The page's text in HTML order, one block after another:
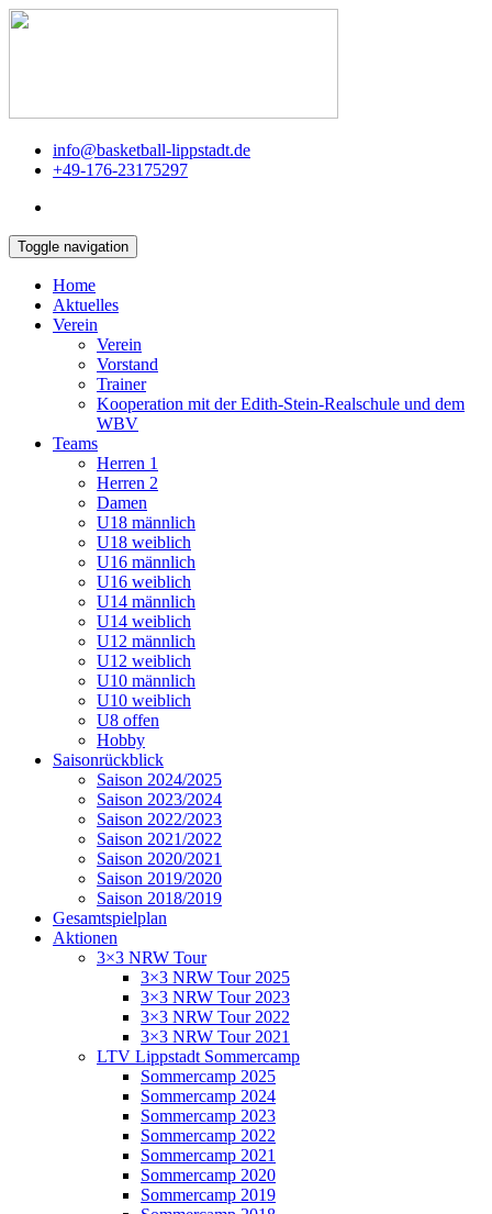
info@basketball-lippstadt.de
+49-176-23175297
Toggle navigation
Home
Aktuelles
Verein
Verein
Vorstand
Trainer
Kooperation mit der Edith-Stein-Realschule und dem
WBV
Teams
Herren 1
Herren 2
Damen
U18 männlich
U18 weiblich
U16 männlich
U16 weiblich
U14 männlich
U14 weiblich
U12 männlich
U12 weiblich
U10 männlich
U10 weiblich
U8 offen
Hobby
Saisonrückblick
Saison 2024/2025
Saison 2023/2024
Saison 2022/2023
Saison 2021/2022
Saison 2020/2021
Saison 2019/2020
Saison 2018/2019
Gesamtspielplan
Aktionen
3×3 NRW Tour
3×3 NRW Tour 2025
3×3 NRW Tour 2023
3×3 NRW Tour 2022
3×3 NRW Tour 2021
LTV Lippstadt Sommercamp
Sommercamp 2025
Sommercamp 2024
Sommercamp 2023
Sommercamp 2022
Sommercamp 2021
Sommercamp 2020
Sommercamp 2019